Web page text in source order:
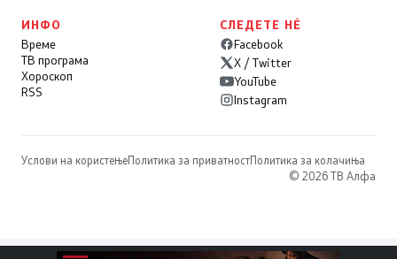
ИНФО
Време
ТВ програма
Хороскоп
RSS
СЛЕДЕТЕ НÉ
Facebook
X / Twitter
YouTube
Instagram
Услови на користењеПолитика за приватностПолитика за колачиња
© 2026 ТВ Алфа